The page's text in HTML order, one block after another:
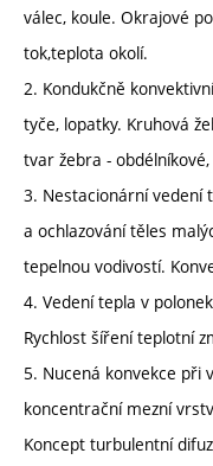
válec, koule. Okrajové
tok,teplota okolí.
2. Kondukčně
tyče, lopatky. Kruhová
tvar žebra -
3. Nestacionární vedení
a ochlazování těles
tepelnou vodivostí.
4. Vedení tepla v
Rychlost šíření teplotní
5. Nucená konvekce při
koncentrační mezní
Koncept turbulentní